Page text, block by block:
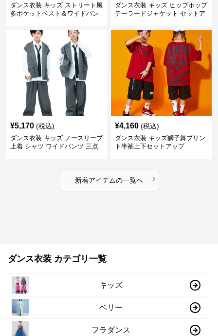
ダンス衣装 キッズ ストリート風
多ポケットベスト＆ワイドパン
ダンス衣装 キッズ ヒップホップ
テーラードジャケット セットア
¥5,170 (税込)
ダンス衣装 キッズ ノースリーブ
上着 シャツ ワイドパンツ 三点
¥4,160 (税込)
ダンス衣装 キッズ獅子舞プリン
ト半袖上下セットアップ
新着アイテムの一覧へ ›
ダンス衣装 カテゴリ一覧
キッズ
ベリー
フラダンス